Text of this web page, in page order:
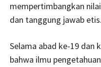
mempertimbangkan
dan tanggung jawab etis.
Selama abad ke-19 dan
bahwa ilmu